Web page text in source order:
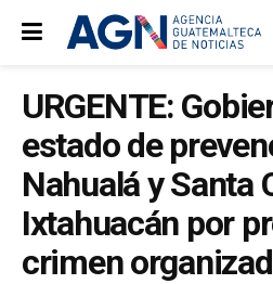
URGENTE:
estado de
Nahualá y Santa
Ixtahuacán por
crimen